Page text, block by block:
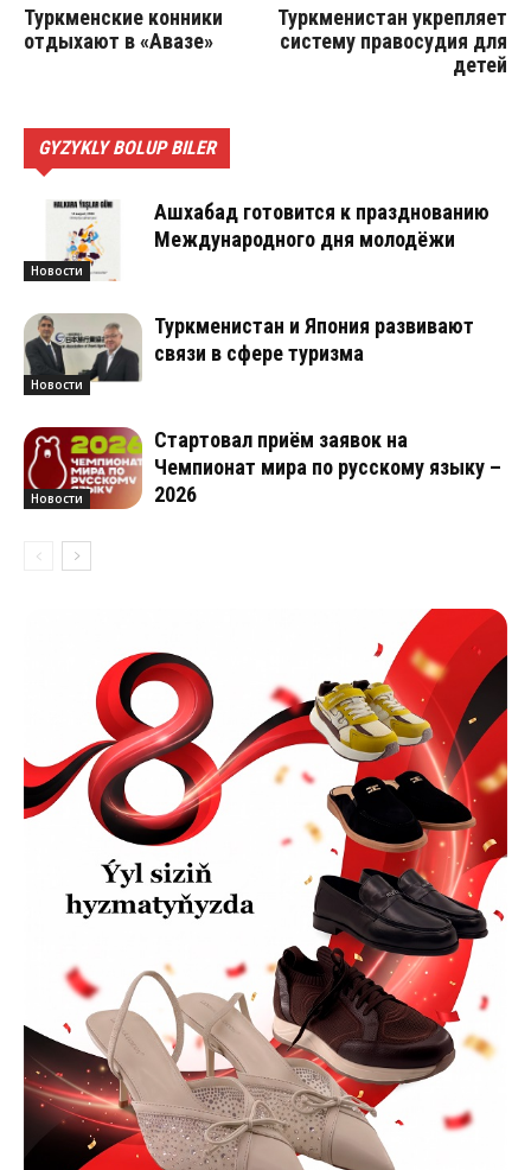
Туркменские конники
отдыхают в «Авазе»
Туркменистан укрепляет
систему правосудия для
детей
GYZYKLY BOLUP BILER
Новости
Ашхабад готовится к празднованию
Международного дня молодёжи
Новости
Туркменистан и Япония развивают
связи в сфере туризма
Новости
Стартовал приём заявок на
Чемпионат мира по русскому языку –
2026